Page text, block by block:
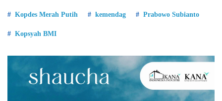
Kopdes Merah Putih kemendag Prabowo Subianto
Kopsyah BMI